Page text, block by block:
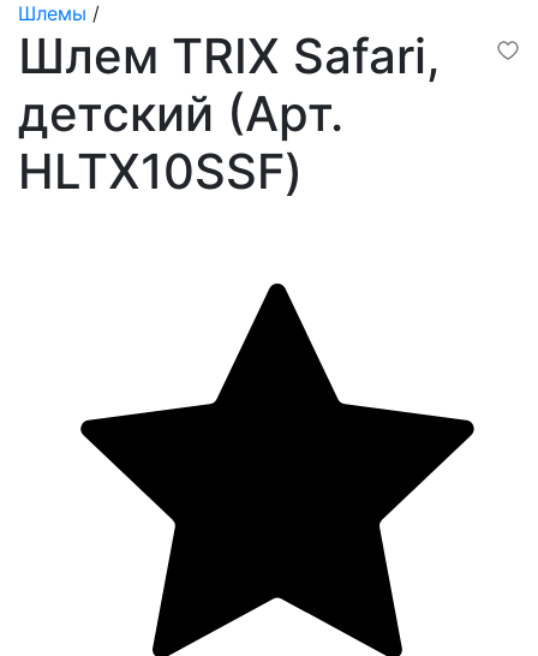
Шлемы /
Шлем TRIX Safari,
детский (Арт.
HLTX10SSF)